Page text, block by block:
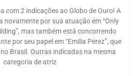
com 2 indicações ao Globo de Ouro! A
novamente por sua atuação em “Only
mas também está concorrendo
por seu papel em “Emilia Pérez”, que
Brasil. Outras indicadas na mesma
categoria de atriz